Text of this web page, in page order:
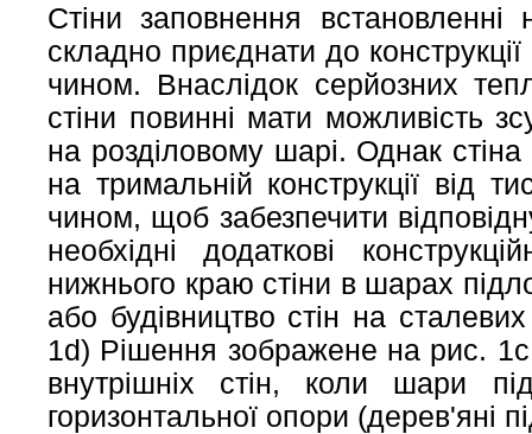
Стіни заповнення встановленні
складно приєднати до
чином. Внаслідок серйозних
стіни повинні мати можливість
на розділовому шарі. Однак
на тримальній конструкції від
чином, щоб забезпечити
необхідні додаткові
нижнього краю стіни в шарах
або будівництво стін на
1d) Рішення зображене на рис.
внутрішніх стін, коли шари
горизонтальної опори (дерев'яні